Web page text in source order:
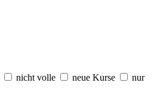
nicht volle neue Kurse
nur